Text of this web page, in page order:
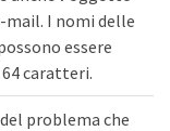
I nomi delle
essere
caratteri.
problema che